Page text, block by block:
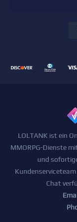
LOLTANK ist ein
MMORPG-Dienste
und
Chat